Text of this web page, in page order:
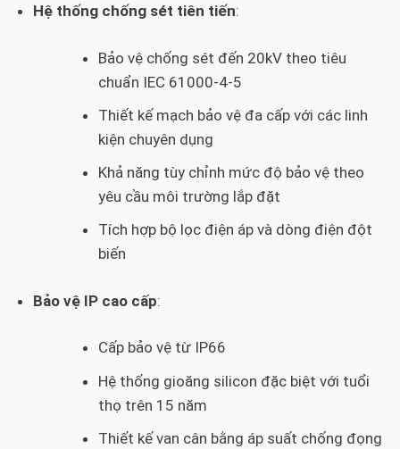
Hệ thống chống sét tiên tiến:
Bảo vệ chống sét đến 20kV theo tiêu
chuẩn IEC 61000-4-5
Thiết kế mạch bảo vệ đa cấp với các linh
kiện chuyên dụng
Khả năng tùy chỉnh mức độ bảo vệ theo
yêu cầu môi trường lắp đặt
Tích hợp bộ lọc điện áp và dòng điện đột
biến
Bảo vệ IP cao cấp:
Cấp bảo vệ từ IP66
Hệ thống gioăng silicon đặc biệt với tuổi
thọ trên 15 năm
Thiết kế van cân bằng áp suất chống đọng